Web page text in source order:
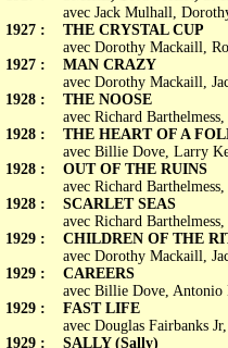
1927 :
1927 :
1928 :
1928 :
1928 :
1928 :
1929 :
1929 :
1929 :
1929 :
avec Jack Mulhall,
THE CRYSTAL CUP
avec Dorothy Mackaill,
MAN CRAZY
avec Dorothy Mackaill,
THE NOOSE
avec Richard
THE HEART OF A
avec Billie Dove, Larry
OUT OF THE RUINS
avec Richard
SCARLET SEAS
avec Richard
CHILDREN OF THE
avec Dorothy Mackaill,
CAREERS
avec Billie Dove, Antonio
FAST LIFE
avec Douglas Fairbanks
SALLY (Sally)